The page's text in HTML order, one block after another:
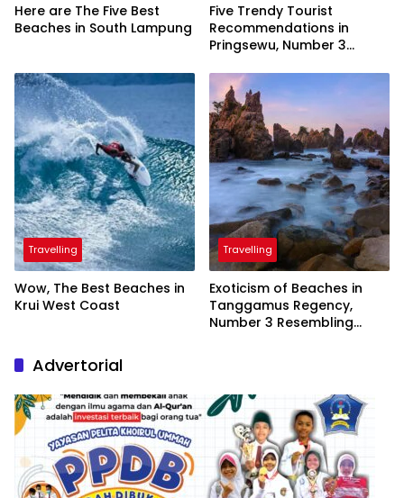
Here are The Five Best
Beaches in South Lampung
Five Trendy Tourist
Recommendations in
Pringsewu, Number 3
President
Travelling
Wow, The Best Beaches in
Krui West Coast
Travelling
Exoticism of Beaches in
Tanggamus Regency,
Number 3 Resembling
Advertorial